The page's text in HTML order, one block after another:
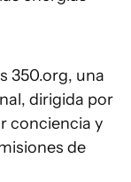
350.org, una
dirigida por
conciencia y
de